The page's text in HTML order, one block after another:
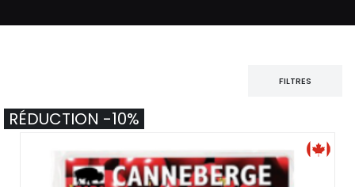
FILTRES
RÉDUCTION -10%